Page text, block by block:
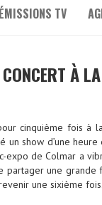
ÉMISSIONS TV
À
cinquième fois à
un show d’une
expo de Colmar a
partager une
une sixième